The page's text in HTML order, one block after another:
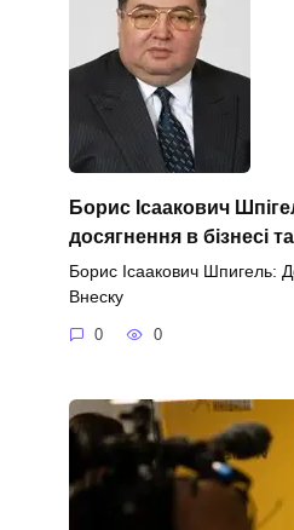
Борис Ісаакович
досягнення в бізнесі
Борис Ісаакович Шпигель:
Внеску
0 0